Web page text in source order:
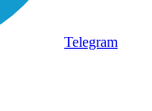
Telegram